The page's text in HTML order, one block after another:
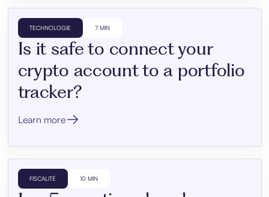
TECHNOLOGIE 7 MIN
Is it safe to connect your
crypto account to a portfolio
tracker?
Learn more
FISCALITÉ 10 MIN